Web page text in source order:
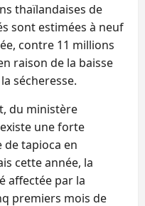
thaïlandaises de
sont estimées à neuf
contre 11 millions
raison de la baisse
sécheresse.
du ministère
une forte
de tapioca en
cette année, la
affectée par la
premiers mois de